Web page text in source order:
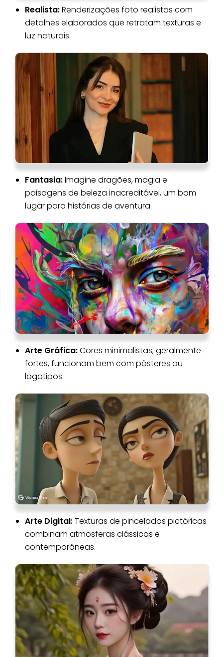
Realista:Renderizações foto realistas com
detalhes elaborados que retratam texturas e
luz naturais.
Fantasia:Imagine dragões, magia e
paisagens de beleza inacreditável, um bom
lugar para histórias de aventura.
Arte Gráfica:Cores minimalistas, geralmente
fortes, funcionam bem com pôsteres ou
logotipos.
Arte Digital:Texturas de pinceladas pictóricas
combinam atmosferas clássicas e
contemporâneas.